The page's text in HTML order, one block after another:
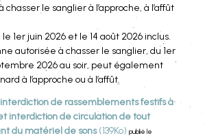
chasser le sanglier à l’approche, à l’affût
1er juin 2026 et le 14 août 2026 inclus.
autorisée à chasser le sanglier, du 1er
2026 au soir, peut également
à l’approche ou à l’affût.
de rassemblements festifs à
interdiction de circulation de tout
du matériel de sons(139Ko) publié le